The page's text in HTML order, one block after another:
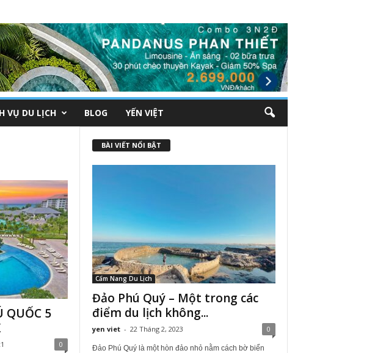
VỤ DU LỊCH BLOG YẾN VIỆT
QUỐC 5
0
BÀI VIẾT NỔI BẬT
Cẩm Nang Du Lịch
Đảo Phú Quý – Một trong các
điểm du lịch không...
yen viet - 22 Tháng 2, 2023 0
Đảo Phú Quý là một hòn đảo nhỏ nằm cách bờ biển